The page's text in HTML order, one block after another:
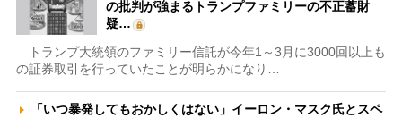
の批判が強まるトランプファミリーの不正蓄財
疑…
トランプ大統領のファミリー信託が今年1～3月に3000回以上も
の証券取引を行っていたことが明らかになり…
「いつ暴発してもおかしくはない」イーロン・マスク氏とスペ